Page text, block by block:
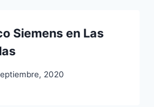
Siemens en Las
2020